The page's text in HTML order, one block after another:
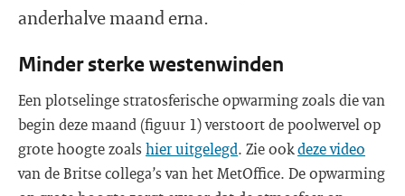
anderhalve maand erna.
Minder sterke westenwinden
Een plotselinge stratosferische opwarming zoals die van
begin deze maand (figuur 1) verstoort de poolwervel op
grote hoogte zoalshier uitgelegd. Zie ookdeze video
van de Britse collega’s van het MetOffice. De opwarming